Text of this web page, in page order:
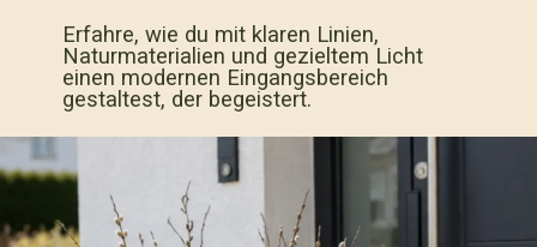
Erfahre, wie du mit klaren Linien,
Naturmaterialien und gezieltem Licht
einen modernen Eingangsbereich
gestaltest, der begeistert.